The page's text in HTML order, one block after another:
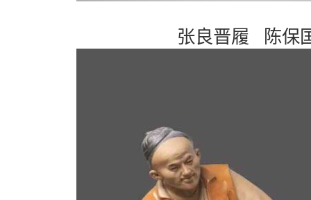
张良晋履 陈保